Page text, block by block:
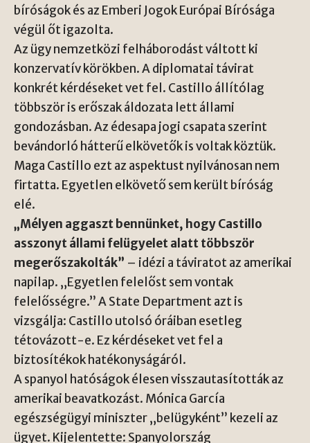
bíróságok és az Emberi Jogok Európai Bírósága
végül őt igazolta.
Az ügy nemzetközi felháborodást váltott ki
konzervatív körökben. A diplomatai távirat
konkrét kérdéseket vet fel. Castillo állítólag
többször is erőszak áldozata lett állami
gondozásban. Az édesapa jogi csapata szerint
bevándorló hátterű elkövetők is voltak köztük.
Maga Castillo ezt az aspektust nyilvánosan nem
firtatta. Egyetlen elkövető sem került bíróság
elé.
„Mélyen aggaszt bennünket, hogy Castillo
asszonyt állami felügyelet alatt többször
megerőszakolták” – idézi a táviratot az amerikai
napilap. „Egyetlen felelőst sem vontak
felelősségre.” A State Department azt is
vizsgálja: Castillo utolsó óráiban esetleg
tétovázott-e. Ez kérdéseket vet fel a
biztosítékok hatékonyságáról.
A spanyol hatóságok élesen visszautasították az
amerikai beavatkozást. Mónica García
egészségügyi miniszter „belügyként” kezeli az
ügyet. Kijelentette: Spanyolország